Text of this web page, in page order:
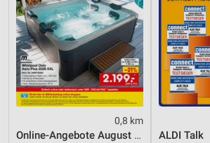
0,8 km
Online-Angebote August 2026 ALDI Talk
Nicht-IAB-Verarbeitungszwecke:
Notwendig
Performance
Funktional